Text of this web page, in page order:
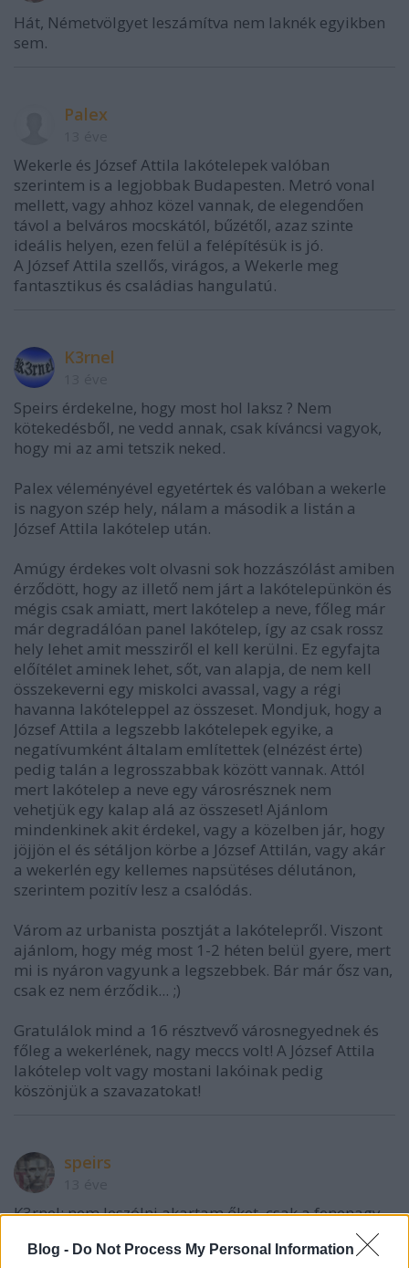
Blog - Do Not Process My Personal Information
Hát, Németvölgyet leszámítva nem laknék egyikben
sem.
Palex
Wekerle és József Attila lakótelepek valóban
szerintem is a legjobbak Budapesten. Metró vonal
mellett, vagy ahhoz közel vannak, de elegendően
távol a belváros mocskától, bűzétől, azaz szinte
ideális helyen, ezen felül a felépítésük is jó.
A József Attila szellős, virágos, a Wekerle meg
fantasztikus és családias hangulatú.
K3rnel
Speirs érdekelne, hogy most hol laksz ? Nem
kötekedésből, ne vedd annak, csak kíváncsi vagyok,
hogy mi az ami tetszik neked.
Palex véleményével egyetértek és valóban a wekerle
is nagyon szép hely, nálam a második a listán a
József Attila lakótelep után.
Amúgy érdekes volt olvasni sok hozzászólást amiben
érződött, hogy az illető nem járt a lakótelepünkön és
mégis csak amiatt, mert lakótelep a neve, főleg már
már degradálóan panel lakótelep, így az csak rossz
hely lehet amit messziről el kell kerülni. Ez egyfajta
előítélet aminek lehet, sőt, van alapja, de nem kell
összekeverni egy miskolci avassal, vagy a régi
havanna lakóteleppel az összeset. Mondjuk, hogy a
József Attila a legszebb lakótelepek egyike, a
negatívumként általam említettek (elnézést érte)
pedig talán a legrosszabbak között vannak. Attól
mert lakótelep a neve egy városrésznek nem
vehetjük egy kalap alá az összeset! Ajánlom
mindenkinek akit érdekel, vagy a közelben jár, hogy
jöjjön el és sétáljon körbe a József Attilán, vagy akár
a wekerlén egy kellemes napsütéses délutánon,
szerintem pozitív lesz a csalódás.
Várom az urbanista posztját a lakótelepről. Viszont
ajánlom, hogy még most 1-2 héten belül gyere, mert
mi is nyáron vagyunk a legszebbek. Bár már ősz van,
csak ez nem érződik... ;)
Gratulálok mind a 16 résztvevő városnegyednek és
főleg a wekerlének, nagy meccs volt! A József Attila
lakótelep volt vagy mostani lakóinak pedig
köszönjük a szavazatokat!
speirs
K3rnel: nem leszólni akartam őket, csak a fenenagy
hype-olást nem értettem. Bizos nem rossz rész egyik
sem, de én annyira nem voltam elhalva tőle. Én